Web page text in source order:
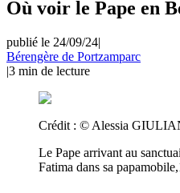
Où voir le Pape en
publié le 24/09/24|
Bérengère de Portzamparc
|3 min de lecture
Crédit : © Alessia
Le Pape arrivant au
Fatima dans sa